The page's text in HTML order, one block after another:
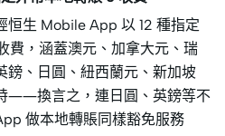
恒生 Mobile App 以 12 種指定
費，涵蓋澳元、加拿大元、瑞
鎊、日圓、紐西蘭元、新加坡
——換言之，連日圓、英鎊等不
做本地轉賬同樣豁免服務